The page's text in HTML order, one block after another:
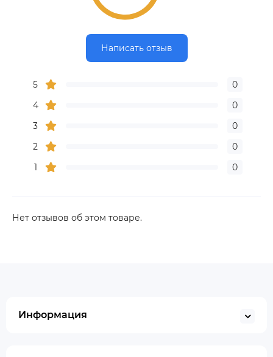
Написать отзыв
5
0
4
0
3
0
2
0
1
0
Нет отзывов об этом товаре.
Информация